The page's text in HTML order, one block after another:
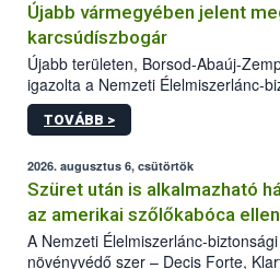
Újabb vármegyében jelent
karcsúdíszbogár
Újabb területen, Borsod-Abaúj-
igazolta a Nemzeti Élelmiszerlánc-
kőrisrontó karcsúdíszbogár (Agrilus
kártevőt nem csak színcsapdában
az intenzív felderítést, emellett az
hatósággal is összehangolják a
TOVÁBB >
2026. augusztus 6, csütörtök
Szüret után is alkalmazható
az amerikai szőlőkabóca ellen
A Nemzeti Élelmiszerlánc-
növényvédő szer – Decis Forte,